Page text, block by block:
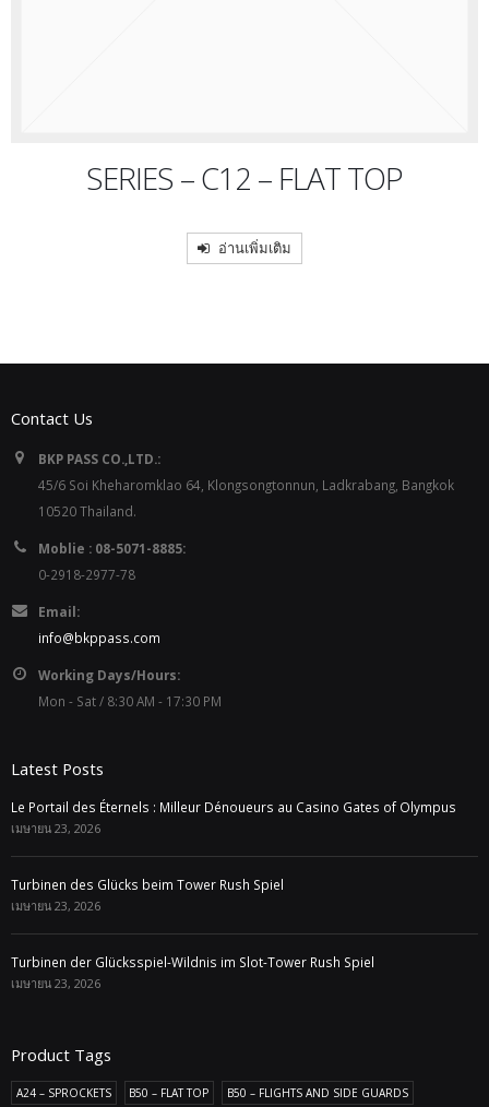
SERIES – C12 – FLAT TOP
อ่านเพิ่มเติม
Contact Us
BKP PASS CO.,LTD.:
45/6 Soi Kheharomklao 64, Klongsongtonnun, Ladkrabang, Bangkok
10520 Thailand.
Moblie : 08-5071-8885:
0-2918-2977-78
Email:
info@bkppass.com
Working Days/Hours:
Mon - Sat / 8:30 AM - 17:30 PM
Latest Posts
Le Portail des Éternels : Milleur Dénoueurs au Casino Gates of Olympus
เมษายน 23, 2026
Turbinen des Glücks beim Tower Rush Spiel
เมษายน 23, 2026
Turbinen der Glücksspiel-Wildnis im Slot-Tower Rush Spiel
เมษายน 23, 2026
Product Tags
A24 – SPROCKETS B50 – FLAT TOP B50 – FLIGHTS AND SIDE GUARDS